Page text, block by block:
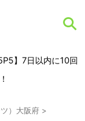
】7日以内に10回
）大阪府 >